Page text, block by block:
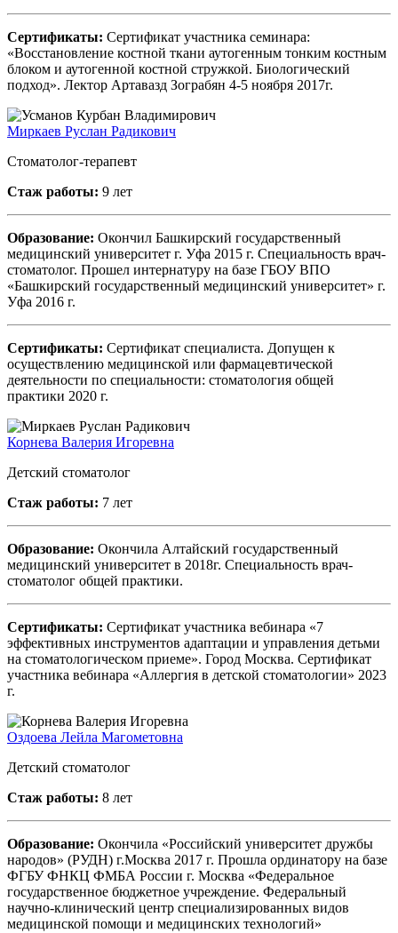
Сертификаты: Сертификат участника семинара:
«Восстановление костной ткани аутогенным тонким костным
блоком и аутогенной костной стружкой. Биологический
подход». Лектор Артавазд Зограбян 4-5 ноября 2017г.
Миркаев Руслан Радикович
Стоматолог-терапевт
Стаж работы: 9 лет
Образование: Окончил Башкирский государственный
медицинский университет г. Уфа 2015 г. Специальность врач-
стоматолог. Прошел интернатуру на базе ГБОУ ВПО
«Башкирский государственный медицинский университет» г.
Уфа 2016 г.
Сертификаты: Сертификат специалиста. Допущен к
осуществлению медицинской или фармацевтической
деятельности по специальности: стоматология общей
практики 2020 г.
Корнева Валерия Игоревна
Детский стоматолог
Стаж работы: 7 лет
Образование: Окончила Алтайский государственный
медицинский университет в 2018г. Специальность врач-
стоматолог общей практики.
Сертификаты: Сертификат участника вебинара «7
эффективных инструментов адаптации и управления детьми
на стоматологическом приеме». Город Москва. Сертификат
участника вебинара «Аллергия в детской стоматологии» 2023
г.
Оздоева Лейла Магометовна
Детский стоматолог
Стаж работы: 8 лет
Образование: Окончила «Российский университет дружбы
народов» (РУДН) г.Москва 2017 г. Прошла ординатору на базе
ФГБУ ФНКЦ ФМБА России г. Москва «Федеральное
государственное бюджетное учреждение. Федеральный
научно-клинический центр специализированных видов
медицинской помощи и медицинских технологий»